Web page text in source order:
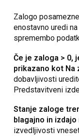
Zalogo
enostavno uredi
spremembo
Če je zaloga > 0,
prikazano kot Na
dobavljivosti
Predstavitveni
Stanje zaloge
blagajno in izdajo
izvedljivosti